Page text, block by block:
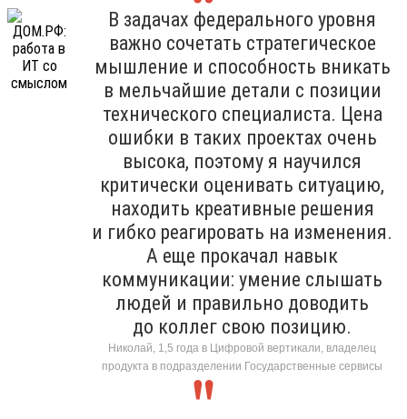
В задачах федерального уровня
важно сочетать стратегическое
мышление и способность вникать
в мельчайшие детали с позиции
технического специалиста. Цена
ошибки в таких проектах очень
высока, поэтому я научился
критически оценивать ситуацию,
находить креативные решения
и гибко реагировать на изменения.
А еще прокачал навык
коммуникации: умение слышать
людей и правильно доводить
до коллег свою позицию.
Николай, 1,5 года в Цифровой вертикали, владелец
продукта в подразделении Государственные сервисы